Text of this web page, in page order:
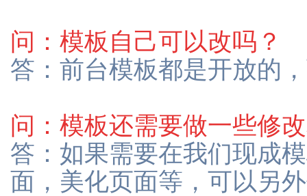
问：模板自己可以改吗？
答：前台模板都是开放的
问：模板还需要做一些修
答：如果需要在我们现成
面，美化页面等，可以另